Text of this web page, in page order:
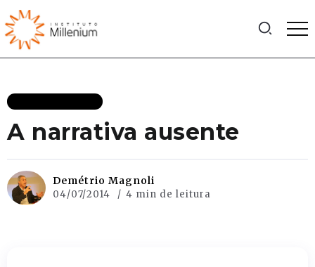
A narrativa ausente
Demétrio Magnoli
04/07/2014 4 min de leitura